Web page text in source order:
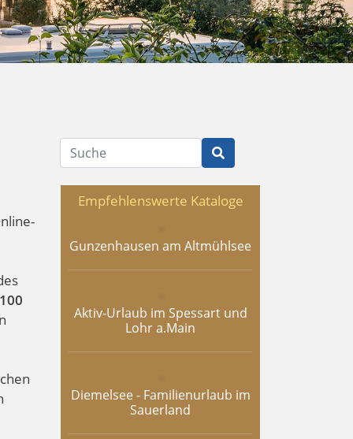
100
Suche
Empfehlenswerte Kataloge
Gunzenhausen am Altmühlsee
Aktiv-Urlaub im Spessart und
Lohr a.Main
Diemelsee - Familienurlaub im
Sauerland